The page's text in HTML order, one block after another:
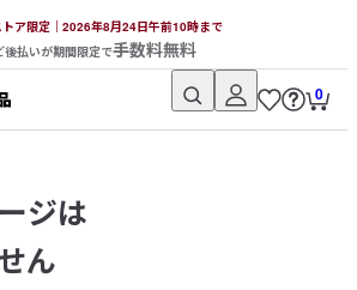
トア限定｜2026年8月24日午前10時まで
後払いが期間限定で手数料無料
0
ジは
ん